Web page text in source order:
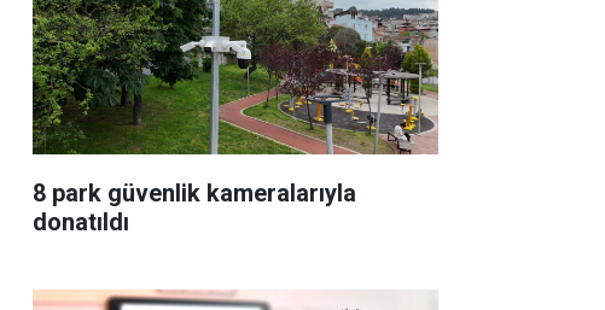
8 park güvenlik kameralarıyla
donatıldı